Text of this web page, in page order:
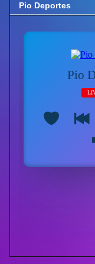
Pio Deportes